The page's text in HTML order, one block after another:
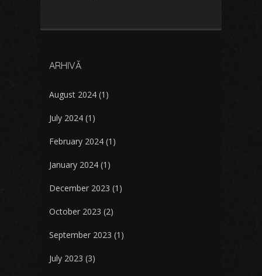
ARHIVĂ
August 2024 (1)
July 2024 (1)
February 2024 (1)
January 2024 (1)
December 2023 (1)
October 2023 (2)
September 2023 (1)
July 2023 (3)